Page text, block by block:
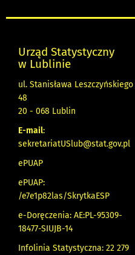
Urząd Statystyczny
w Lublinie
ul. Stanisława Leszczyńskiego
48
20 - 068 Lublin
E-mail:
sekretariatUSlub@stat.gov.pl
ePUAP
ePUAP:
/e7e1p82las/SkrytkaESP
e-Doręczenia: AE:PL-95309-
18477-SIUJB-14
Infolinia Statystyczna: 22 279